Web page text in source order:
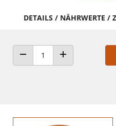
DETAILS / NÄHRWERTE /
ANZAHL VERRINGERNANZAHL ERHÖHEN